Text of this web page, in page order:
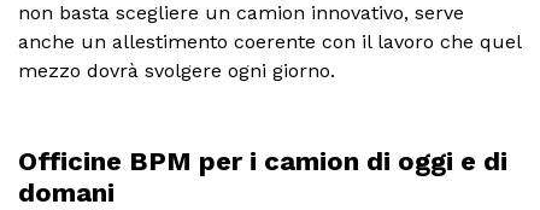
non basta scegliere un camion innovativo, serve
anche un allestimento coerente con il lavoro che quel
mezzo dovrà svolgere ogni giorno.
Officine BPM per i camion di oggi e di
domani